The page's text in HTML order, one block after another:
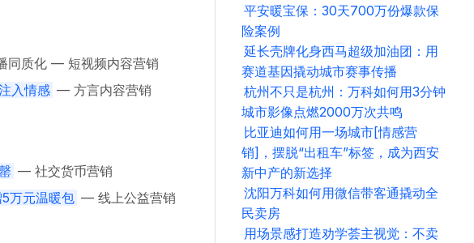
同质化 — 短视频内容营销
入情感 — 方言内容营销
— 社交货币营销
万元温暖包 — 线上公益营销
平安暖宝保：30天700万份爆款保
险案例
延长壳牌化身西马超级加油团：用
赛道基因撬动城市赛事传播
杭州不只是杭州：万科如何用3分钟
城市影像点燃2000万次共鸣
比亚迪如何用一场城市[情感营
销]，摆脱“出租车”标签，成为西安
新中产的新选择
沈阳万科如何用微信带客通撬动全
民卖房
用场景感打造劝学荟主视觉：不卖